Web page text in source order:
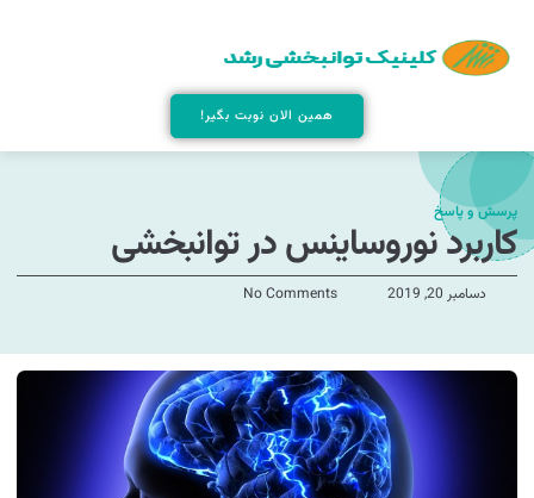
همین الان نوبت بگیر!
پرسش و پاسخ
کاربرد نوروساینس در توانبخشی
دسامبر 20, 2019 No Comments